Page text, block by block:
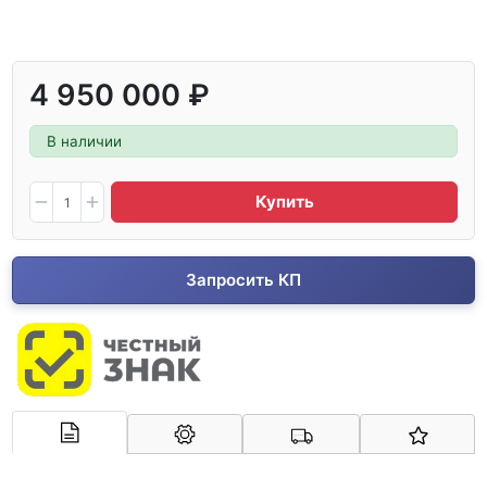
4 950 000 ₽
В наличии
Купить
Запросить КП
Арконт-Мед